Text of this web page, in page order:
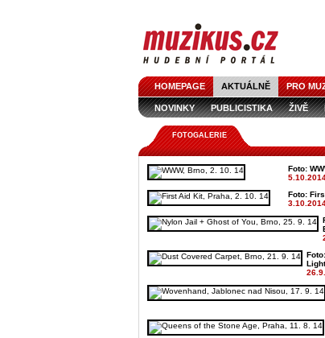
HOMEPAGE AKTUÁLNĚ PRO
NOVINKY PUBLICISTIKA ŽIVĚ
FOTOGALERIE
Foto:
Foto: